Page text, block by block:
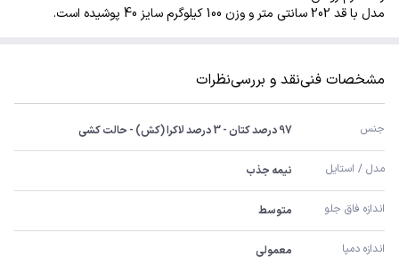
مدل با قد 202 سانتی متر و وزن 100 کیلوگرم سایز 40 پوشیده است.
مشخصات فنینقد و بررسینظرات
جنس 97 درصد کتان - 3 درصد لاکرا (کش) - حالت کشی
مدل / استایل نیمه جذب
اندازه فاق جلو متوسط
اندازه دمپا معمولی